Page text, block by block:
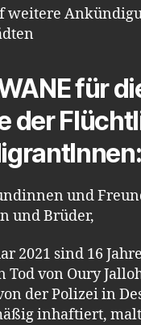
weitere
für
der
:
und
und Brüder,
2021 sind 16
Tod von Oury
der Polizei in
inhaftiert,